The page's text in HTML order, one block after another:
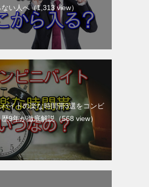
い人へ（1,313 view）
イトの楽な時間帯3選をコンビ
9年が徹底解説（568 view）